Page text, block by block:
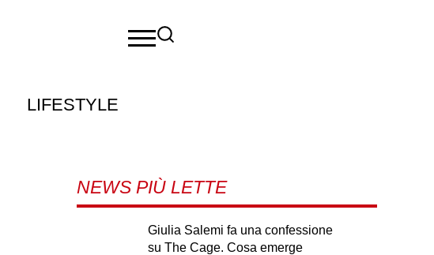
LIFESTYLE
NEWS PIÙ LETTE
Giulia Salemi fa una confessione
su The Cage. Cosa emerge